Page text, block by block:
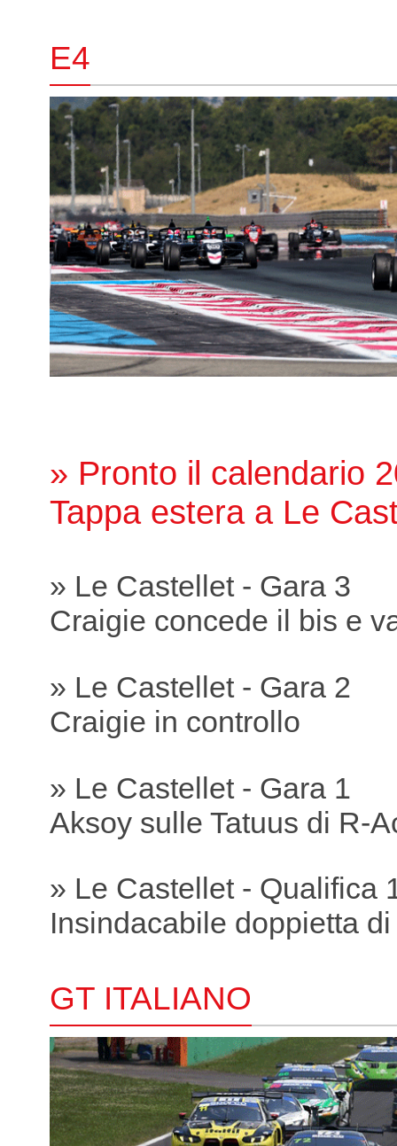
E4
» Pronto il calendario
Tappa estera a Le
» Le Castellet - Gara 3
Craigie concede il bis e
» Le Castellet - Gara 2
Craigie in controllo
» Le Castellet - Gara 1
Aksoy sulle Tatuus di R-
» Le Castellet - Qualifica
Insindacabile doppietta
GT ITALIANO